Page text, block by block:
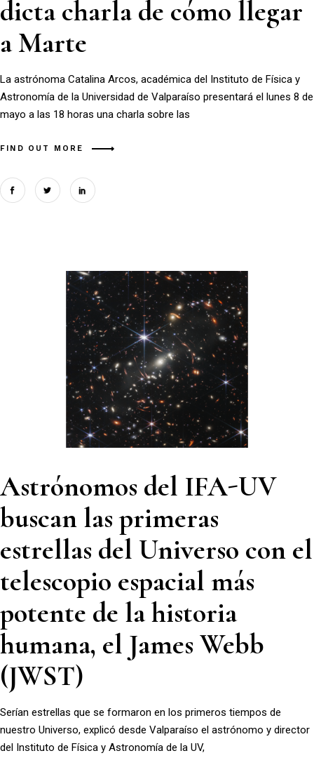
dicta charla de cómo llegar
a Marte
La astrónoma Catalina Arcos, académica del Instituto de Física y
Astronomía de la Universidad de Valparaíso presentará el lunes 8 de
mayo a las 18 horas una charla sobre las
FIND OUT MORE
Astrónomos del IFA-UV
buscan las primeras
estrellas del Universo con el
telescopio espacial más
potente de la historia
humana, el James Webb
(JWST)
Serían estrellas que se formaron en los primeros tiempos de
nuestro Universo, explicó desde Valparaíso el astrónomo y director
del Instituto de Física y Astronomía de la UV,